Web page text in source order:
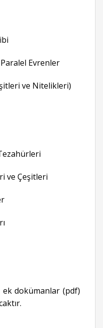
Evrenler
ve Nitelikleri)
ve Çeşitleri
ek dokümanlar (pdf)